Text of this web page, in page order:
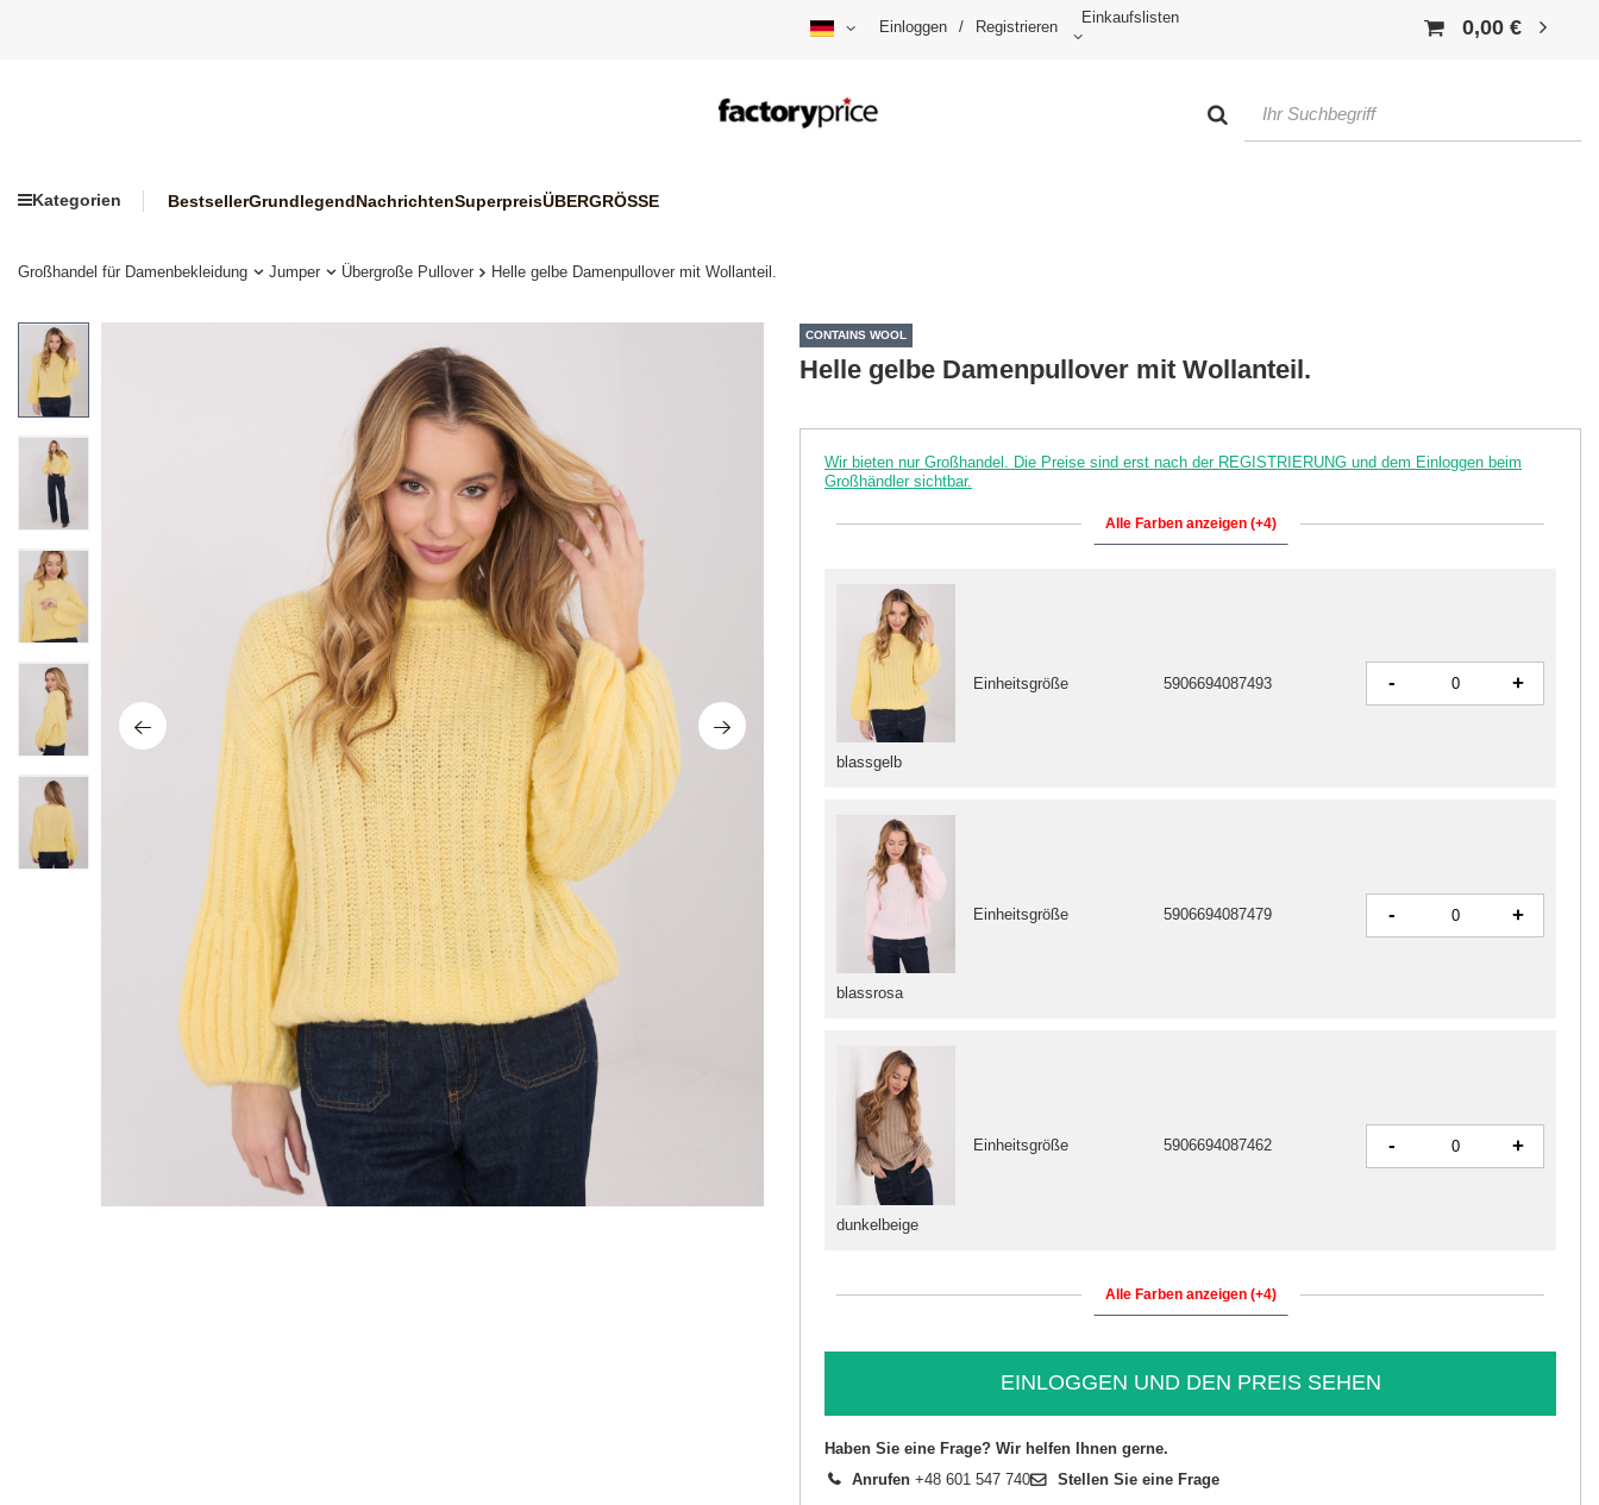
Einloggen / Registrieren
Einkaufslisten 0,00 €
Kategorien BestsellerGrundlegendNachrichtenSuperpreisÜBERGRÖSSE
Großhandel für Damenbekleidung Jumper Übergroße Pullover Helle gelbe Damenpullover mit Wollanteil.
CONTAINS WOOL
Helle gelbe Damenpullover mit Wollanteil.
Wir bieten nur Großhandel. Die Preise sind erst nach der REGISTRIERUNG und dem Einloggen beim
Großhändler sichtbar.
Alle Farben anzeigen (+4)
blassrosa
Einheitsgröße 5906694087479 - +
dunkelbeige
Einheitsgröße 5906694087462 - +
blassgelb
Einheitsgröße 5906694087493 - +
Alle Farben anzeigen (+4)
EINLOGGEN UND DEN PREIS SEHEN
Haben Sie eine Frage? Wir helfen Ihnen gerne.
Anrufen +48 601 547 740 Stellen Sie eine Frage